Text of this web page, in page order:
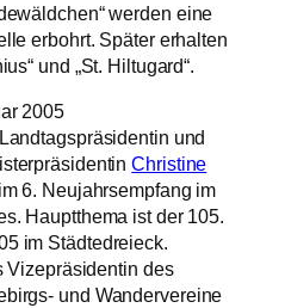
werden eine
erbohrt. Später erhalten
und „St. Hiltugard“.
2005
und
Christine
6. Neujahrsempfang im
Hauptthema ist der 105.
im Städtedreieck.
Vizepräsidentin des
und Wandervereine